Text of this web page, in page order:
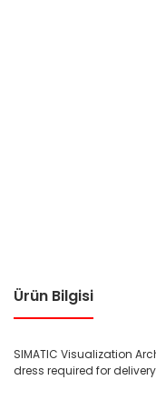
Ürün Bilgisi
SIMATIC Visualization
dress required for delivery